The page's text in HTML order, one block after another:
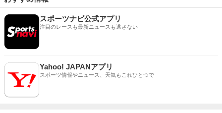
スポーツナビ公式アプリ
注目のレースも最新ニュースも逃さない
Yahoo! JAPANアプリ
スポーツ情報やニュース、天気もこれひとつで